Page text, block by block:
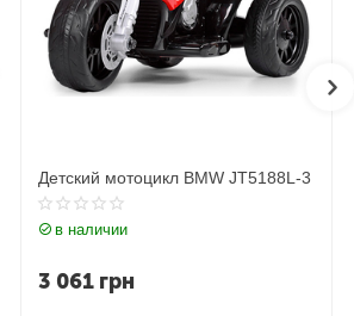
Детский мотоцикл Bambi M
5825ES-11 SUZUKI
4 525 грн